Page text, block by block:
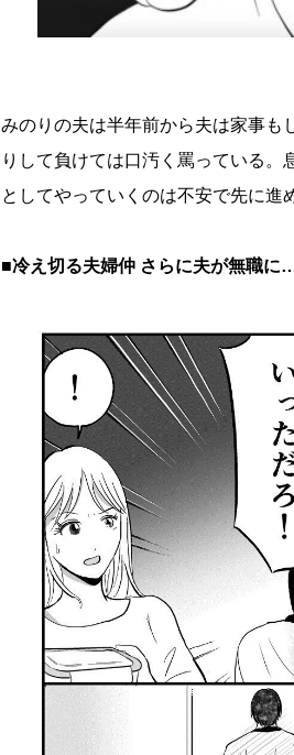
みのりの夫は半年前から夫は家事も
りして負けては口汚く罵っている
としてやっていくのは不安で先に
■冷え切る夫婦仲 さらに夫が無職に